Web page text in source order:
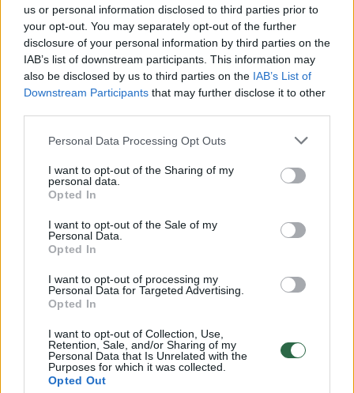
us or personal information disclosed to third parties prior to
your opt-out. You may separately opt-out of the further
disclosure of your personal information by third parties on the
IAB’s list of downstream participants. This information may
also be disclosed by us to third parties on the IAB’s List of
Downstream Participants that may further disclose it to other
Personal Data Processing Opt Outs
I want to opt-out of the Sharing of my
personal data.
Opted In
I want to opt-out of the Sale of my
Personal Data.
Opted In
I want to opt-out of processing my
Personal Data for Targeted Advertising.
Opted In
I want to opt-out of Collection, Use,
Retention, Sale, and/or Sharing of my
Personal Data that Is Unrelated with the
Purposes for which it was collected.
Opted Out
dirbantį vairuotoją (gim 2002 m.).
Galimas įtariamasis (gim. 1958 m.) vėliau dėl
pasipriešinimo pareigūnams buvo sulaikytas
ir uždarytas į areštinę.
Pradėti ikiteisminiai tyrimai dėl fizinio
skausmo sukėlimo ar nežymaus sveikatos
pareigūnams.
Baudžiamasis kodeksas nurodo, kad tas, kas
mušdamas ar kitaip smurtaudamas sukėlė
žmogui fizinį skausmą arba nežymiai jį
sužalojo ar trumpam susargdino, baudžiamas
viešaisiais darbais arba laisvės apribojimu,